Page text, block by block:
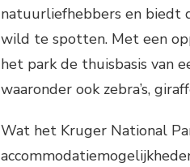
natuurliefhebbers en biedt
wild te spotten. Met een
het park de thuisbasis van
waaronder ook zebra’s,
Wat het Kruger National